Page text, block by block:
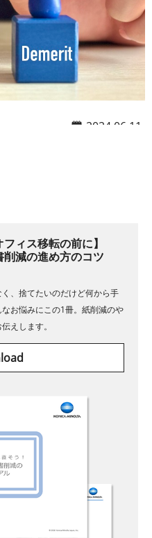
2024.06.11
ィス移転の前に】
減の進め方のコツ
、捨てたいのだけど何から手
お悩みにこの1冊。紙削減のや
えします。